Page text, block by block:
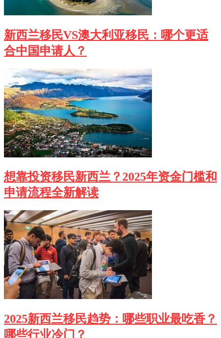
新西兰移民VS澳大利亚移民：哪个更适
合中国申请人？
想靠投资移民新西兰？2025年资金门槛和
申请流程全新解读
2025新西兰移民趋势：哪些职业最吃香？
哪些行业冷门？